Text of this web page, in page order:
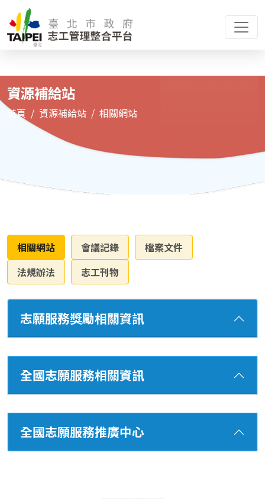
資源補給站
首頁 資源補給站 相關網站
相關網站 會議記錄
檔案文件
法規辦法
志工刊物
志願服務獎勵相關資訊
全國志願服務相關資訊
全國志願服務推廣中心